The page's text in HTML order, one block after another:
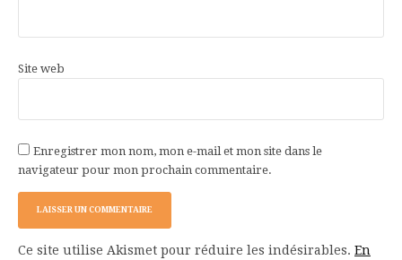
Site web
Enregistrer mon nom, mon e-mail et mon site dans le
navigateur pour mon prochain commentaire.
Ce site utilise Akismet pour réduire les indésirables. En